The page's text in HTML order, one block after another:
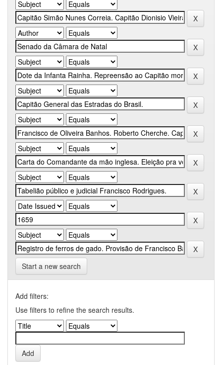
Start a new search
Add filters:
Use filters to refine the search results.